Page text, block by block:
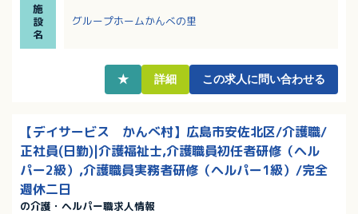
・安佐北区可部の中心地に位置し、通勤や買い物にも
イフバランス重視の方にもおすすめ！
施
設
名
グループホームかんべの里
★ 詳細 この求人に問い合わせる
【デイサービス かんべ村】広島市安佐北区/介護職/
正社員(日勤)|介護福祉士,介護職員初任者研修（ヘル
パー2級）,介護職員実務者研修（ヘルパー1級）/完全
週休二日
の介護・ヘルパー職求人情報